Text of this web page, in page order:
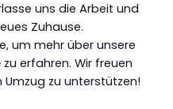
uns die Arbeit und
Zuhause.
um mehr über unsere
zu erfahren. Wir freuen
zu unterstützen!